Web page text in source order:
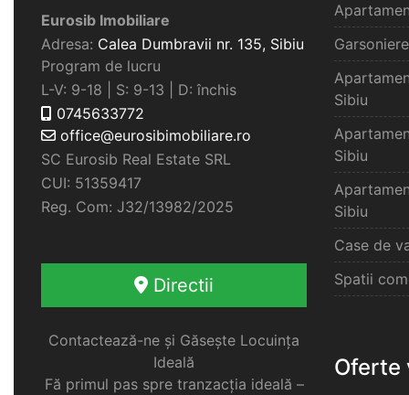
Eurosib Imobiliare
Adresa: Calea Dumbravii nr. 135, Sibiu
Program de lucru
L-V: 9-18 | S: 9-13 | D: închis
0745633772
office@eurosibimobiliare.ro
SC Eurosib Real Estate SRL
CUI: 51359417
Reg. Com: J32/13982/2025
Directii
Contactează-ne și Găsește Locuința
Ideală
Fă primul pas spre tranzacția ideală –
Sibiu
Sibiu
Sibiu
Case de
Spatii
Oferte